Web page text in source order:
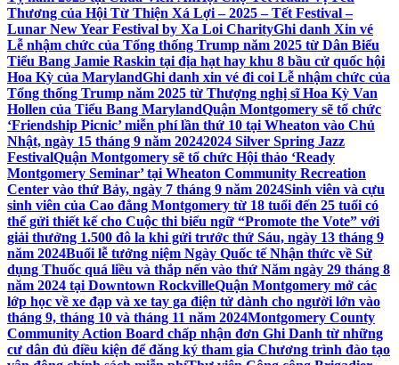
Thương của Hội Từ Thiện Xá Lợi – 2025 – Tết Festival –
Lunar New Year Festival by Xa Loi CharityGhi danh Xin vé
Lễ nhậm chức của Tổng thống Trump năm 2025 từ Dân Biểu
Tiểu Bang Jamie Raskin tại địa hạt hay khu 8 bầu cử quốc hội
Hoa Kỳ của MarylandGhi danh xin vé đi coi Lễ nhậm chức của
Tổng thống Trump năm 2025 từ Thượng nghị sĩ Hoa Kỳ Van
Hollen của Tiểu Bang MarylandQuận Montgomery sẽ tổ chức
‘Friendship Picnic’ miễn phí lần thứ 10 tại Wheaton vào Chủ
Nhật, ngày 15 tháng 9 năm 20242024 Silver Spring Jazz
FestivalQuận Montgomery sẽ tổ chức Hội thảo ‘Ready
Montgomery Seminar’ tại Wheaton Community Recreation
Center vào thứ Bảy, ngày 7 tháng 9 năm 2024Sinh viên và cựu
sinh viên của Cao đẳng Montgomery từ 18 tuổi đến 25 tuổi có
thể gửi thiết kế cho Cuộc thi biểu ngữ “Promote the Vote” với
giải thưởng 1.500 đô la khi gửi trước thứ Sáu, ngày 13 tháng 9
năm 2024Buổi lễ tưởng niệm Ngày Quốc tế Nhận thức về Sử
dụng Thuốc quá liều và thắp nến vào thứ Năm ngày 29 tháng 8
năm 2024 tại Downtown RockvilleQuận Montgomery mở các
lớp học về xe đạp và xe tay ga điện tử dành cho người lớn vào
tháng 9, tháng 10 và tháng 11 năm 2024Montgomery County
Community Action Board chấp nhận đơn Ghi Danh từ những
cư dân đủ điều kiện để đăng ký tham gia Chương trình đào tạo